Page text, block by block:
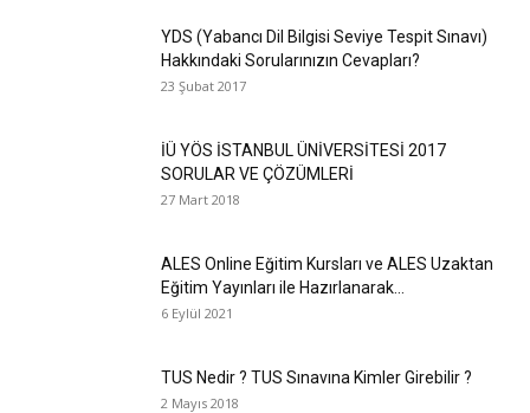
YDS (Yabancı Dil Bilgisi Seviye Tespit Sınavı)
Hakkındaki Sorularınızın Cevapları?
23 Şubat 2017
İÜ YÖS İSTANBUL ÜNİVERSİTESİ 2017
SORULAR VE ÇÖZÜMLERİ
27 Mart 2018
ALES Online Eğitim Kursları ve ALES Uzaktan
Eğitim Yayınları ile Hazırlanarak...
6 Eylül 2021
TUS Nedir ? TUS Sınavına Kimler Girebilir ?
2 Mayıs 2018